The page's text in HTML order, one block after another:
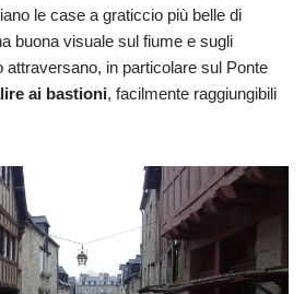
le case a graticcio più belle di
buona visuale sul fiume e sugli
attraversano, in particolare sul Ponte
ai bastioni, facilmente raggiungibili